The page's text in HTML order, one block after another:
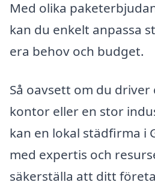
Med olika
kan du enkelt anpassa
era behov och budget.
Så oavsett om du
kontor eller en stor
kan en lokal städfirma i
med expertis och
säkerställa att ditt